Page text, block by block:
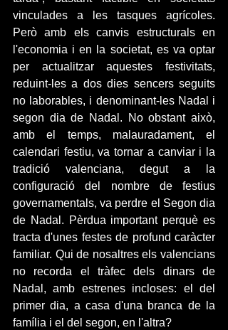
vinculades a les tasques agrícoles.
Però amb els canvis estructurals en
l'economia i en la societat, es va optar
per actualitzar aquestes festivitats,
reduint-les a dos dies sencers seguits
no laborables, i denominant-les Nadal i
segon dia de Nadal. No obstant això,
amb el temps, malauradament, el
calendari festiu, va tornar a canviar i la
tradició valenciana, degut a la
configuració del nombre de festius
governamentals, va perdre el Segon dia
de Nadal. Pèrdua important perquè es
tracta d'unes festes de profund caràcter
familiar. Qui de nosaltres els valencians
no recorda el tràfec dels dinars de
Nadal, amb estrenes incloses: el del
primer dia, a casa d'una branca de la
família i el del segon, en l'altra?